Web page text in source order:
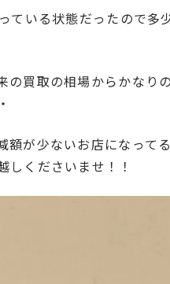
いる状態だったので多
買取の相場からかなり
額が少ないお店になって
しくださいませ！！